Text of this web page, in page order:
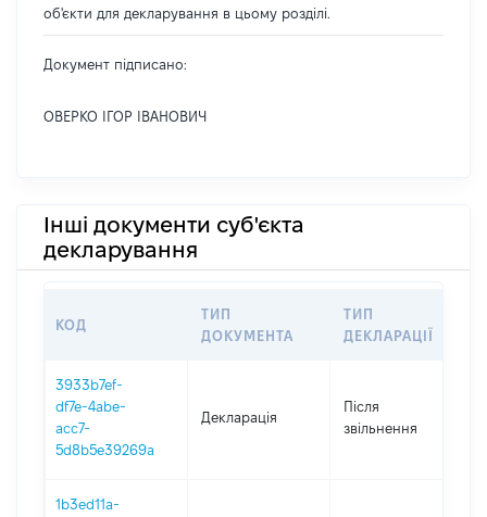
об'єкти для декларування в цьому розділі.
Документ підписано:
ОВЕРКО ІГОР ІВАНОВИЧ
Інші документи суб'єкта
декларування
КОД
ТИП
ДОКУМЕНТА
ТИП
ДЕКЛАРАЦІЇ
3933b7ef-
df7e-4abe-
acc7-
5d8b5e39269a
Декларація
Після
звільнення
1b3ed11a-